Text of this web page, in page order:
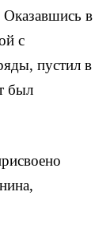
Оказавшись в
с
пустил в
был